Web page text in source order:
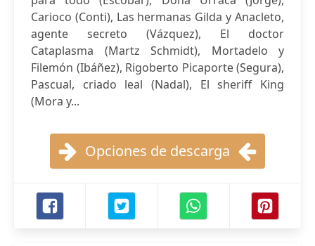
Carioco (Conti), Las hermanas Gilda y Anacleto,
agente secreto (Vázquez), El doctor
Cataplasma (Martz Schmidt), Mortadelo y
Filemón (Ibáñez), Rigoberto Picaporte (Segura),
Pascual, criado leal (Nadal), El sheriff King
(Mora y...
Opciones de descarga